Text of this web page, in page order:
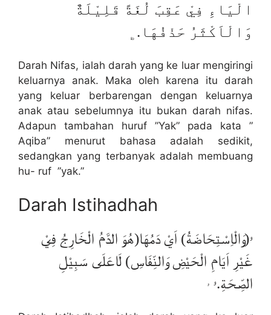
الْيَاءِ فِيْ عَقِبَ لُغَةً قَلِيْلَةٌ
وَالْاَكْثَرُ حَذْفُهَا.﯁
Darah Nifas, ialah darah yang ke luar mengiringi
keluarnya anak. Maka oleh karena itu darah
yang keluar berbarengan dengan keluarnya
anak atau sebelumnya itu bukan darah nifas.
Adapun tambahan huruf ”Yak” pada kata ”
Aqiba” menurut bahasa adalah sedikit,
sedangkan yang terbanyak adalah membuang
hu- ruf ”yak.”
Darah Istihadhah
ۥ(وَالْاِسْتِحَاضَةُ) اَيْ دَمُهَا(هُوَ الدَّمُ الْخَارِجُ فِيْ
غَيْرِ اَيَامِ الْحَيْضِ وَالنِّفَاسِ) لَاعَلَى سَبِيْلِ
الصِّحَةِ.ۥ ۥ